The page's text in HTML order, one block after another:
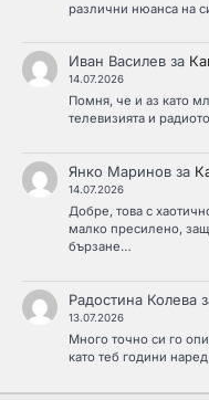
различни нюанса на
Иван Василевза
14.07.2026
Помня, че и аз като
телевизията и
Янко Мариновза
14.07.2026
Добре, това с
малко пресилено,
бързане…
Радостина Колева
13.07.2026
Много точно си го
като теб години